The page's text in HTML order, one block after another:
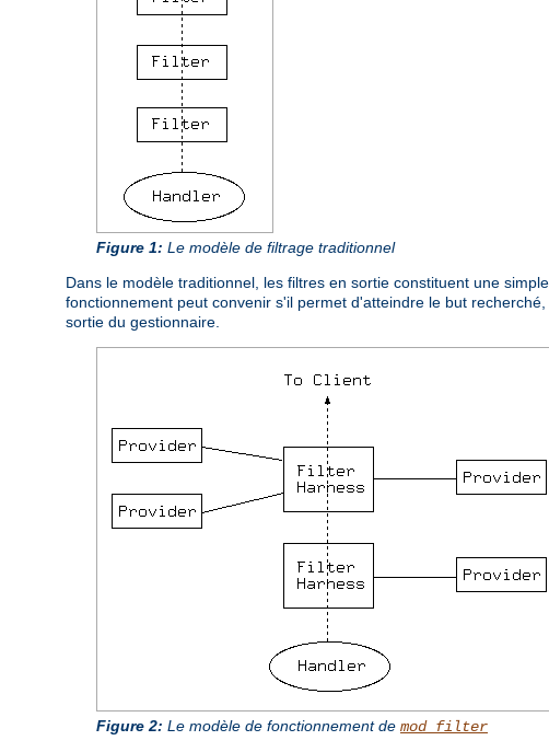
Figure 1: Le modèle de filtrage traditionnel
Dans le modèle traditionnel, les filtres en sortie constituent une
fonctionnement peut convenir s'il permet d'atteindre le but
sortie du gestionnaire.
Figure 2: Le modèle de fonctionnement de mod_filter